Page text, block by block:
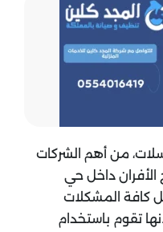
من أهم الشركات
داخل حي
كافة المشكلات
تقوم باستخدام